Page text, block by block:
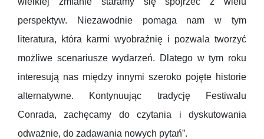
perspektyw. Niezawodnie pomaga nam w tym
literatura, która karmi wyobraźnię i pozwala tworzyć
możliwe scenariusze wydarzeń. Dlatego w tym roku
interesują nas między innymi szeroko pojęte historie
alternatywne. Kontynuując tradycję Festiwalu
Conrada, zachęcamy do czytania i dyskutowania
odważnie, do zadawania nowych pytań”.